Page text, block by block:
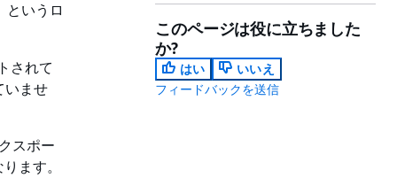
というロ
されて
いませ
スポー
ます。
このページは役に立ちました
か?
はい
いいえ
フィードバックを送信